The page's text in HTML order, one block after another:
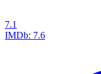
7.1
IMDb: 7.6